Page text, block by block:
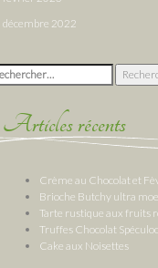
décembre 2022
:
Articles récents
Crème au Chocolat et
Brioche Butchy ultra
Tarte rustique aux fruits
Truffes Chocolat
Cake aux Noisettes